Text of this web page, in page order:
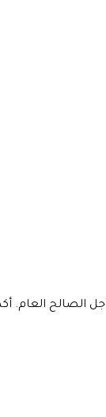
الصالح العام.